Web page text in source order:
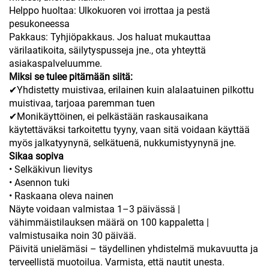
Helppo huoltaa: Ulkokuoren voi irrottaa ja pestä
pesukoneessa
Pakkaus: Tyhjiöpakkaus. Jos haluat mukauttaa
värilaatikoita, säilytyspusseja jne., ota yhteyttä
asiakaspalveluumme.
Miksi se tulee pitämään siitä:
✔Yhdistetty muistivaa, erilainen kuin alalaatuinen pilkottu
muistivaa, tarjoaa paremman tuen
✔Monikäyttöinen, ei pelkästään raskausaikana
käytettäväksi tarkoitettu tyyny, vaan sitä voidaan käyttää
myös jalkatyynynä, selkätuenä, nukkumistyynynä jne.
Sikaa sopiva
• Selkäkivun lievitys
• Asennon tuki
• Raskaana oleva nainen
Näyte voidaan valmistaa 1–3 päivässä |
vähimmäistilauksen määrä on 100 kappaletta |
valmistusaika noin 30 päivää.
Päivitä unielämäsi – täydellinen yhdistelmä mukavuutta ja
terveellistä muotoilua. Varmista, että nautit unesta.